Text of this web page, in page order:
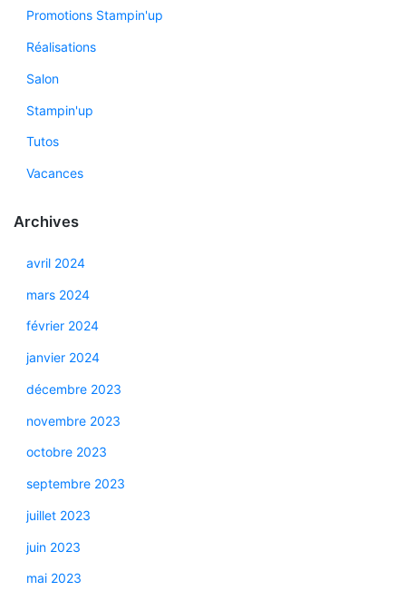
Promotions Stampin'up
Réalisations
Salon
Stampin'up
Tutos
Vacances
Archives
avril 2024
mars 2024
février 2024
janvier 2024
décembre 2023
novembre 2023
octobre 2023
septembre 2023
juillet 2023
juin 2023
mai 2023